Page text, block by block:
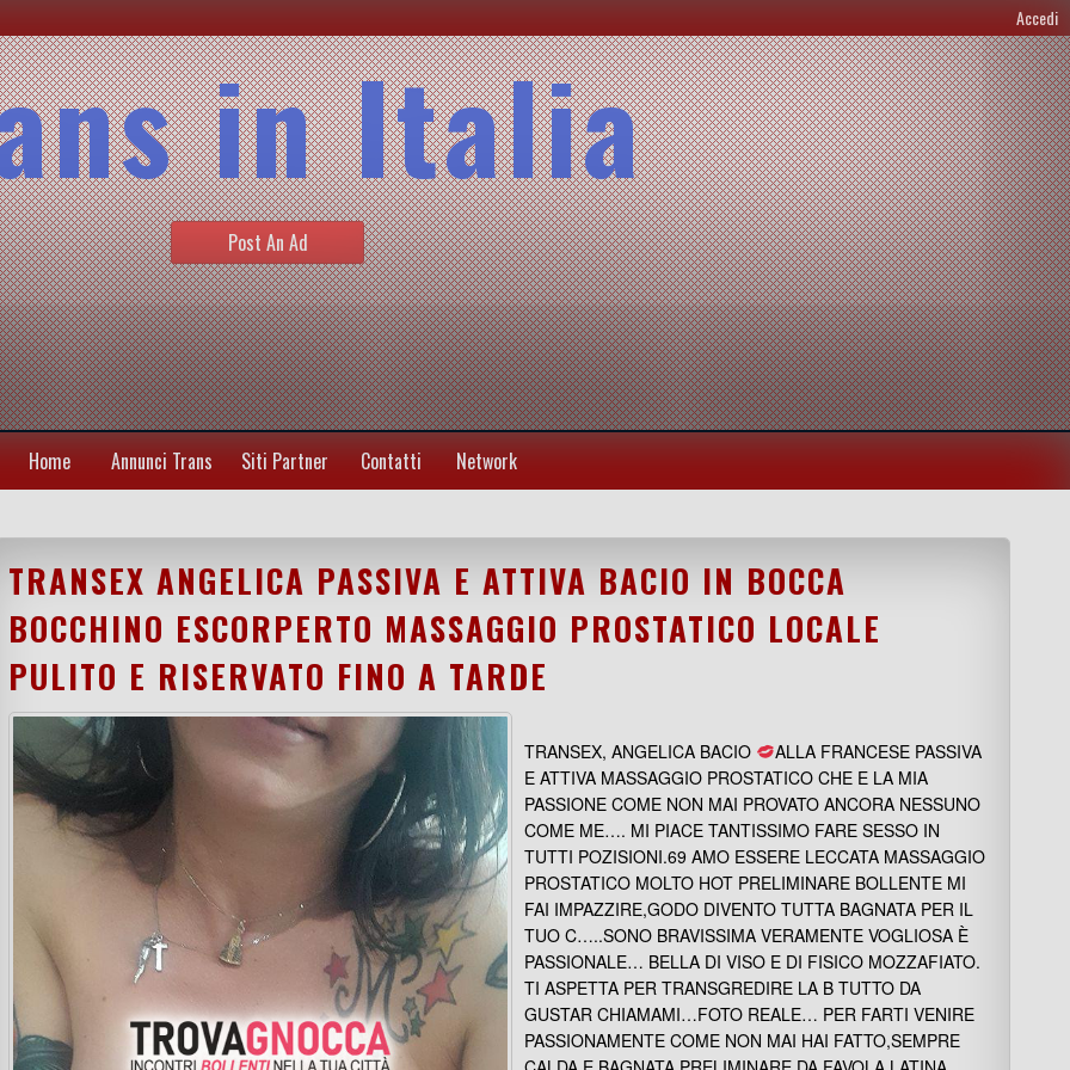
Accedi
in Italia
Post An Ad
Home Annunci Trans Siti Partner Contatti Network
TRANSEX ANGELICA PASSIVA E ATTIVA BACIO IN BOCCA
BOCCHINO ESCORPERTO MASSAGGIO PROSTATICO LOCALE
PULITO E RISERVATO FINO A TARDE
TRANSEX, ANGELICA BACIO
ALLA FRANCESE PASSIVA
E ATTIVA MASSAGGIO PROSTATICO CHE E LA MIA
PASSIONE COME NON MAI PROVATO ANCORA NESSUNO
COME ME…. MI PIACE TANTISSIMO FARE SESSO IN
TUTTI POZISIONI.69 AMO ESSERE LECCATA MASSAGGIO
PROSTATICO MOLTO HOT PRELIMINARE BOLLENTE MI
FAI IMPAZZIRE,GODO DIVENTO TUTTA BAGNATA PER IL
TUO C…..SONO BRAVISSIMA VERAMENTE VOGLIOSA È
PASSIONALE… BELLA DI VISO E DI FISICO MOZZAFIATO.
TI ASPETTA PER TRANSGREDIRE LA B TUTTO DA
GUSTAR CHIAMAMI…FOTO REALE… PER FARTI VENIRE
PASSIONAMENTE COME NON MAI HAI FATTO,SEMPRE